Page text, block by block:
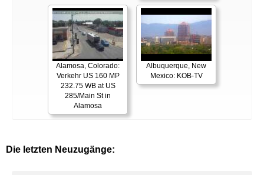
Alamosa, Colorado:
Verkehr US 160 MP
232.75 WB at US
285/Main St in
Alamosa
Albuquerque, New
Mexico: KOB-TV
Die letzten Neuzugänge: